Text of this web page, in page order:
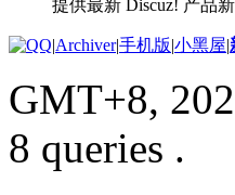
提供最新 Discuz! 产品
|Archiver|手机版|小黑屋|
GMT+8,
8 queries .